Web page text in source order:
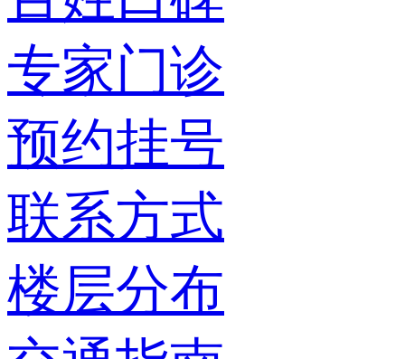
专家门诊
预约挂号
联系方式
楼层分布